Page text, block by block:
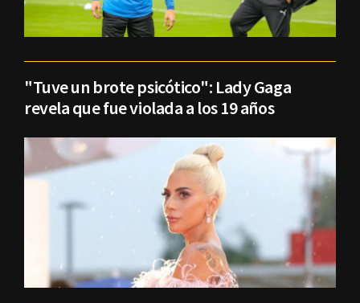
"Tuve un brote psicótico": Lady Gaga
revela que fue violada a los 19 años